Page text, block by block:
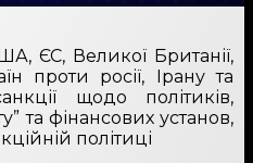
ЄС, Великої Британії,
проти росії, Ірану та
щодо політиків,
та фінансових установ,
політиці